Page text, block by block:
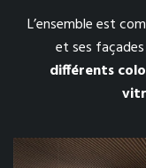
L’ensemble est
et ses
différents